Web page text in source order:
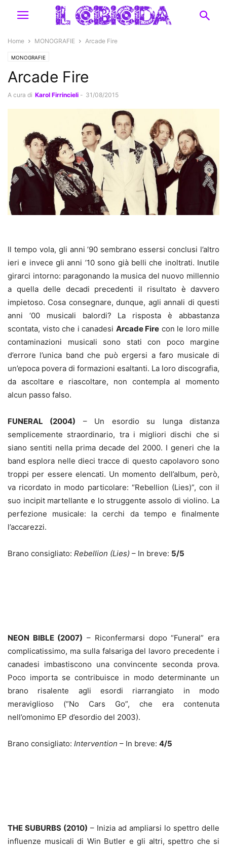
Home MONOGRAFIE Arcade Fire
MONOGRAFIE
Arcade Fire
A cura di Karol Firrincieli - 31/08/2015
Il tempo vola, gli anni ’90 sembrano essersi conclusi l’altro
ieri e invece gli anni ’10 sono già belli che inoltrati. Inutile
girarci intorno: paragonando la musica del nuovo millennio
a quella delle decadi precedenti il risultato è davvero
impietoso. Cosa consegnare, dunque, agli annali di questi
anni ‘00 musicali balordi? La risposta è abbastanza
scontata, visto che i canadesi Arcade Fire con le loro mille
contaminazioni musicali sono stati con poco margine
d’errore l’unica band che può ergersi a faro musicale di
un’epoca povera di formazioni esaltanti. La loro discografia,
da ascoltare e riascoltare, non contempla al momento
alcun passo falso.
FUNERAL (2004) – Un esordio su lunga distanza
semplicemente straordinario, tra i migliori dischi che si
siano sentiti nella prima decade del 2000. I generi che la
band esplora nelle dieci tracce di questo capolavoro sono
troppi per essere elencati. Un momento dell’album, però,
va ricordato in modo particolare: “Rebellion (Lies)”, con il
suo incipit martellante e lo struggente assolo di violino. La
perfezione musicale: la cerchi da tempo e finalmente
l’accarezzi.
Brano consigliato: Rebellion (Lies) – In breve: 5/5
NEON BIBLE (2007) – Riconfermarsi dopo “Funeral” era
complicatissimo, ma sulla falsariga del lavoro precedente i
canadesi imbastiscono una convincente seconda prova.
Poco importa se contribuisce in modo determinante un
brano risalente agli esordi riarrangiato in modo
meraviglioso (“No Cars Go”, che era contenuta
nell’omonimo EP d’esordio del 2003).
Brano consigliato: Intervention – In breve: 4/5
THE SUBURBS (2010) – Inizia ad ampliarsi lo spettro delle
influenze musicali di Win Butler e gli altri, spettro che si